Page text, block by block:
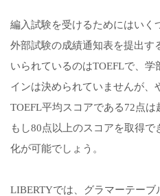
編入試験を受けるためにはいく
外部試験の成績通知表を提出す
いられているのはTOEFLで、
インは決められていませんが、
TOEFL平均スコアである72点は
もし80点以上のスコアを取得で
化が可能でしょう。
LIBERTYでは、グラマーテー